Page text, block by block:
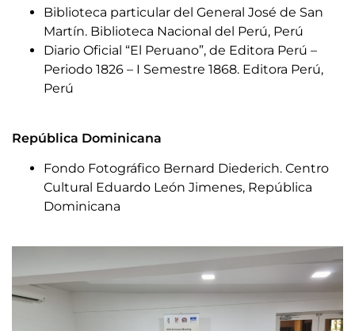
Biblioteca particular del General José de San
Martín. Biblioteca Nacional del Perú, Perú
Diario Oficial “El Peruano”, de Editora Perú –
Periodo 1826 – I Semestre 1868. Editora Perú,
Perú
República Dominicana
Fondo Fotográfico Bernard Diederich. Centro
Cultural Eduardo León Jimenes, República
Dominicana